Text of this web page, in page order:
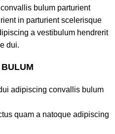
bulum parturient
in parturient scelerisque
a vestibulum hendrerit
dui.
adipiscing convallis bulum
quam a natoque adipiscing